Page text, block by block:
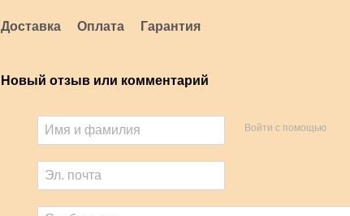
Доставка Оплата Гарантия
Новый отзыв или комментарий
Войти с помощью